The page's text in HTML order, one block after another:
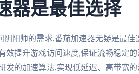
器是最佳选择
阴阳师的需求,番茄加速器无疑是最
效提升游戏访问速度,保证流畅稳定
发的加速算法,实现低延迟、高带宽的